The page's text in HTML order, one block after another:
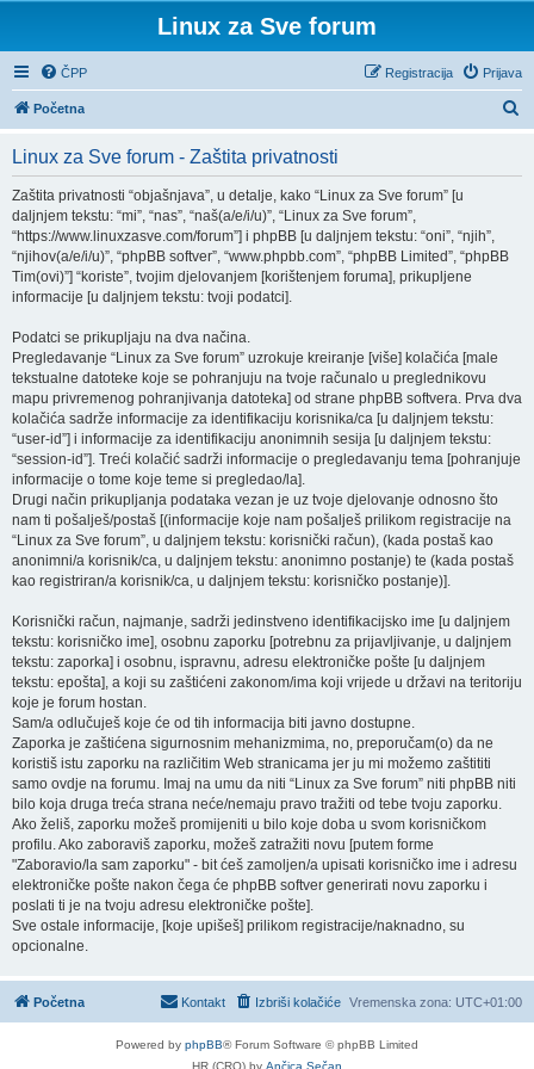
Linux za Sve forum
ČPP Prijava
Registracija
Početna
Linux za Sve forum - Zaštita privatnosti
Zaštita privatnosti “objašnjava”, u detalje, kako “Linux za Sve forum” [u
daljnjem tekstu: “mi”, “nas”, “naš(a/e/i/u)”, “Linux za Sve forum”,
“https://www.linuxzasve.com/forum”] i phpBB [u daljnjem tekstu: “oni”, “njih”,
“njihov(a/e/i/u)”, “phpBB softver”, “www.phpbb.com”, “phpBB Limited”, “phpBB
Tim(ovi)”] “koriste”, tvojim djelovanjem [korištenjem foruma], prikupljene
informacije [u daljnjem tekstu: tvoji podatci].
Podatci se prikupljaju na dva načina.
Pregledavanje “Linux za Sve forum” uzrokuje kreiranje [više] kolačića [male
tekstualne datoteke koje se pohranjuju na tvoje računalo u preglednikovu
mapu privremenog pohranjivanja datoteka] od strane phpBB softvera. Prva dva
kolačića sadrže informacije za identifikaciju korisnika/ca [u daljnjem tekstu:
“user-id”] i informacije za identifikaciju anonimnih sesija [u daljnjem tekstu:
“session-id”]. Treći kolačić sadrži informacije o pregledavanju tema [pohranjuje
informacije o tome koje teme si pregledao/la].
Drugi način prikupljanja podataka vezan je uz tvoje djelovanje odnosno što
nam ti pošalješ/postaš [(informacije koje nam pošalješ prilikom registracije na
“Linux za Sve forum”, u daljnjem tekstu: korisnički račun), (kada postaš kao
anonimni/a korisnik/ca, u daljnjem tekstu: anonimno postanje) te (kada postaš
kao registriran/a korisnik/ca, u daljnjem tekstu: korisničko postanje)].
Korisnički račun, najmanje, sadrži jedinstveno identifikacijsko ime [u daljnjem
tekstu: korisničko ime], osobnu zaporku [potrebnu za prijavljivanje, u daljnjem
tekstu: zaporka] i osobnu, ispravnu, adresu elektroničke pošte [u daljnjem
tekstu: epošta], a koji su zaštićeni zakonom/ima koji vrijede u državi na teritoriju
koje je forum hostan.
Sam/a odlučuješ koje će od tih informacija biti javno dostupne.
Zaporka je zaštićena sigurnosnim mehanizmima, no, preporučam(o) da ne
koristiš istu zaporku na različitim Web stranicama jer ju mi možemo zaštititi
samo ovdje na forumu. Imaj na umu da niti “Linux za Sve forum” niti phpBB niti
bilo koja druga treća strana neće/nemaju pravo tražiti od tebe tvoju zaporku.
Ako želiš, zaporku možeš promijeniti u bilo koje doba u svom korisničkom
profilu. Ako zaboraviš zaporku, možeš zatražiti novu [putem forme
"Zaboravio/la sam zaporku" - bit ćeš zamoljen/a upisati korisničko ime i adresu
elektroničke pošte nakon čega će phpBB softver generirati novu zaporku i
poslati ti je na tvoju adresu elektroničke pošte].
Sve ostale informacije, [koje upišeš] prilikom registracije/naknadno, su
opcionalne.
Početna Vremenska zona: UTC+01:00
Izbriši kolačiće
Kontakt
Powered by phpBB® Forum Software © phpBB Limited
HR (CRO) by Ančica Sečan